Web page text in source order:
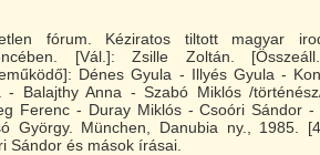
fórum. Kéziratos tiltott magyar
[Vál.]: Zsille Zoltán.
Dénes Gyula - Illyés Gyula -
- Balajthy Anna - Szabó Miklós /
Ferenc - Duray Miklós - Csoóri Sándor
György. München, Danubia ny., 1985.
Sándor és mások írásai.